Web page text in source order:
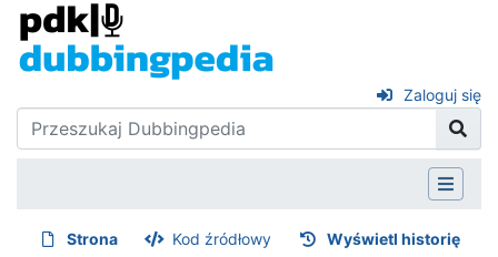
Zaloguj się
Strona Kod źródłowy Wyświetl historię